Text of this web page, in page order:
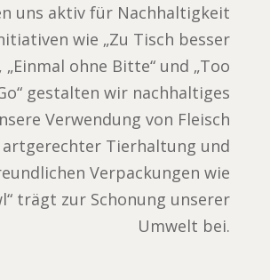
uns aktiv für Nachhaltigkeit
wie „Zu Tisch besser
„Einmal ohne Bitte“ und „Too
gestalten wir nachhaltiges
Verwendung von Fleisch
artgerechter Tierhaltung und
Verpackungen wie
trägt zur Schonung unserer
Umwelt bei.